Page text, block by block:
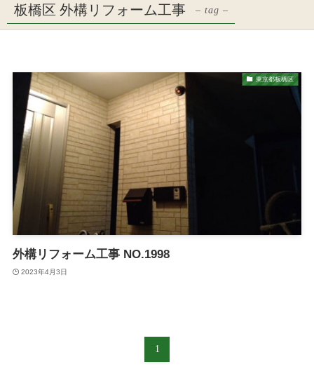
板橋区 外構リフォーム工事 – tag –
東京都板橋区
外構リフォーム工事 NO.1998
2023年4月3日
1